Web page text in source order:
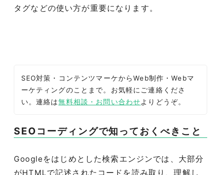
タグなどの使い方が重要になります。
SEO対策・コンテンツマーケからWeb制作・Webマ
ーケティングのことまで。お気軽にご連絡くださ
い。連絡は無料相談・お問い合わせよりどうぞ。
SEOコーディングで知っておくべきこと
Googleをはじめとした検索エンジンでは、大部分
がHTMLで記述されたコードを読み取り、理解し